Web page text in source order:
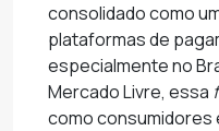
consolidado como
plataformas de
especialmente no
Mercado Livre, essa
como consumidores